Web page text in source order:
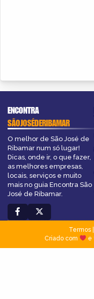
ENCONTRA
SÃOJOSÉDERIBAMAR
O melhor de São José de
Ribamar num só lugar!
Dicas, onde ir, o que fazer,
as melhores empresas,
locais, serviços e muito
mais no guia Encontra São
José de Ribamar.
Termos|
Criado com
e